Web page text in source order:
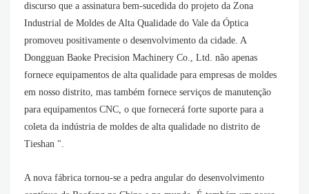
discurso que a assinatura bem-sucedida do projeto da Zona
Industrial de Moldes de Alta Qualidade do Vale da Óptica
promoveu positivamente o desenvolvimento da cidade. A
Dongguan Baoke Precision Machinery Co., Ltd. não apenas
fornece equipamentos de alta qualidade para empresas de moldes
em nosso distrito, mas também fornece serviços de manutenção
para equipamentos CNC, o que fornecerá forte suporte para a
coleta da indústria de moldes de alta qualidade no distrito de
Tieshan ".
A nova fábrica tornou-se a pedra angular do desenvolvimento